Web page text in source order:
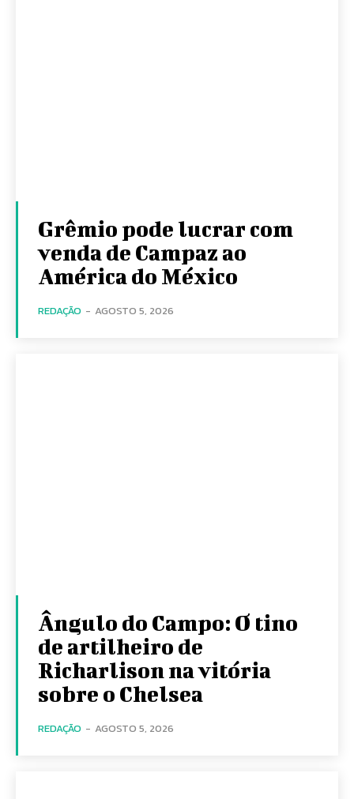
Grêmio pode lucrar com
venda de Campaz ao
América do México
REDAÇÃO - AGOSTO 5, 2026
Ângulo do Campo: O tino
de artilheiro de
Richarlison na vitória
sobre o Chelsea
REDAÇÃO - AGOSTO 5, 2026